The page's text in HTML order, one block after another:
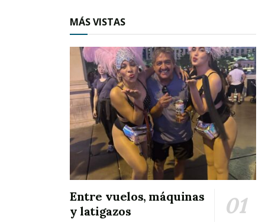
MÁS VISTAS
Entre vuelos, máquinas
y latigazos